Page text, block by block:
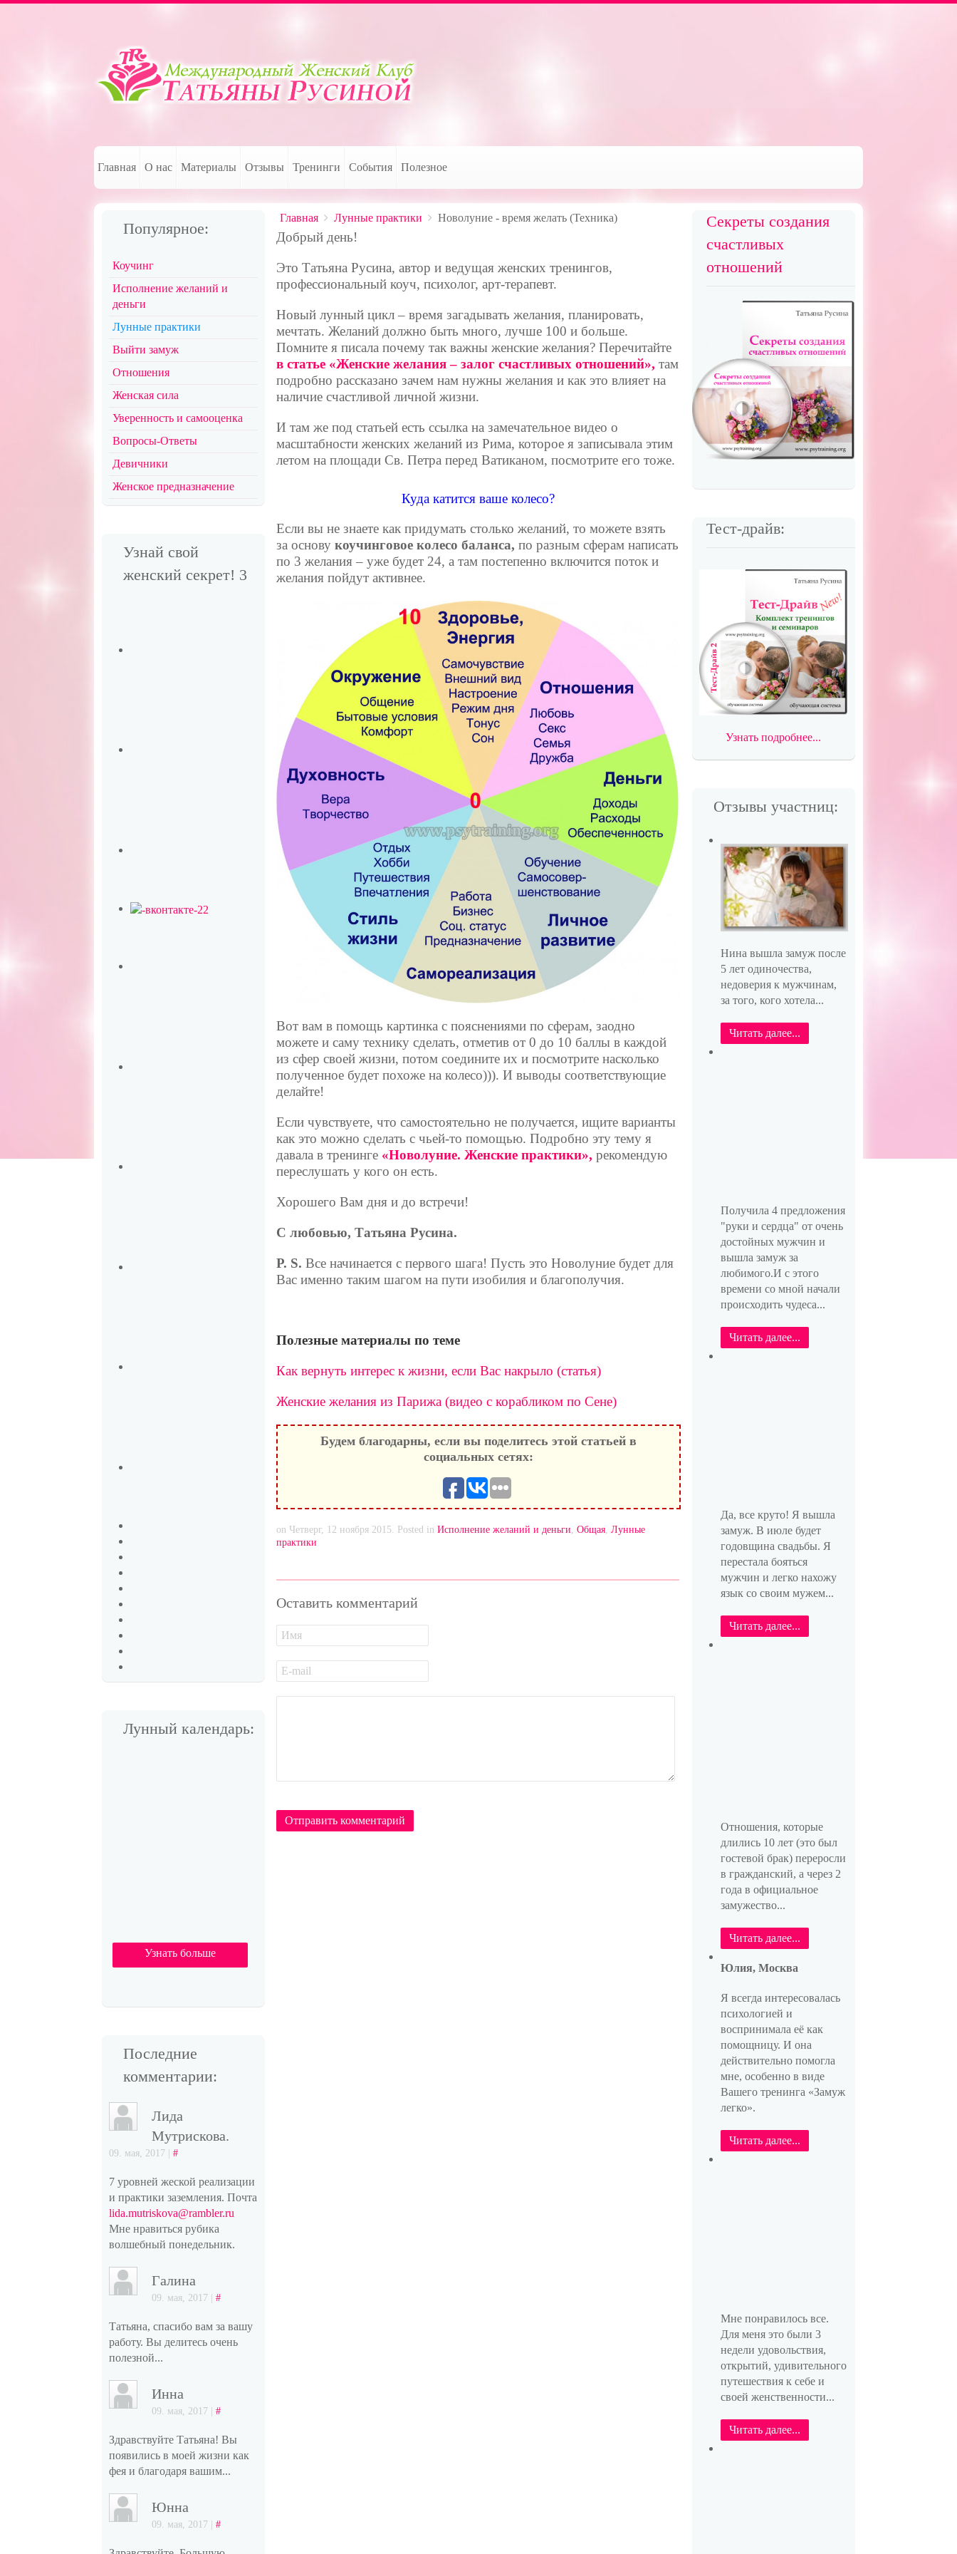
Главная О нас Материалы Отзывы Тренинги События Полезное
Главная Лунные практики Новолуние - время желать (Техника)
Добрый день!
Это Татьяна Русина, автор и ведущая женских тренингов,
профессиональный коуч, психолог, арт-терапевт.
Новый лунный цикл – время загадывать желания, планировать,
мечтать. Желаний должно быть много, лучше 100 и больше.
Помните я писала почему так важны женские желания? Перечитайте
в статье «Женские желания – залог счастливых отношений»,там
подробно рассказано зачем нам нужны желания и как это влияет на
наличие счастливой личной жизни.
И там же под статьей есть ссылка на замечательное видео о
масштабности женских желаний из Рима, которое я записывала этим
летом на площади Св. Петра перед Ватиканом, посмотрите его тоже.
Куда катится ваше колесо?
Если вы не знаете как придумать столько желаний, то можете взять
за основу коучинговое колесо баланса, по разным сферам написать
по 3 желания – уже будет 24, а там постепенно включится поток и
желания пойдут активнее.
Вот вам в помощь картинка с пояснениями по сферам, заодно
можете и саму технику сделать, отметив от 0 до 10 баллы в каждой
из сфер своей жизни, потом соедините их и посмотрите насколько
полученное будет похоже на колесо))). И выводы соответствующие
делайте!
Если чувствуете, что самостоятельно не получается, ищите варианты
как это можно сделать с чьей-то помощью. Подробно эту тему я
давала в тренинге «Новолуние. Женские практики», рекомендую
переслушать у кого он есть.
Хорошего Вам дня и до встречи!
С любовью, Татьяна Русина.
P. S. Все начинается с первого шага! Пусть это Новолуние будет для
Вас именно таким шагом на пути изобилия и благополучия.
Полезные материалы по теме
Как вернуть интерес к жизни, если Вас накрыло (статья)
Женские желания из Парижа (видео с корабликом по Сене)
Будем благодарны, если вы поделитесь этой статьей в
социальных сетях:
on Четверг, 12 ноября 2015. Posted inИсполнение желаний и деньги,Общая,Лунные
практики
Оставить комментарий
Отправить комментарий
Популярное:
Коучинг
Исполнение желаний и
деньги
Лунные практики
Выйти замуж
Отношения
Женская сила
Уверенность и самооценка
Вопросы-Ответы
Девичники
Женское предназначение
Узнай свой
женский секрет! 3
Лунный календарь:
Узнать больше
Последние
комментарии:
Лида
Мутрискова.
09. мая, 2017 |#
7 уровней жеской реализации
и практики заземления. Почта
lida.mutriskova@rambler.ru
Мне нравиться рубика
волшебный понедельник.
Галина
09. мая, 2017 |#
Татьяна, спасибо вам за вашу
работу. Вы делитесь очень
полезной...
Инна
09. мая, 2017 |#
Здравствуйте Татьяна! Вы
появились в моей жизни как
фея и благодаря вашим...
Юнна
09. мая, 2017 |#
Секреты создания
счастливых
отношений
Тест-драйв:
Узнать подробнее...
Отзывы участниц:
Нина вышла замуж после
5 лет одиночества,
недоверия к мужчинам,
за того, кого хотела...
Читать далее...
Получила 4 предложения
"руки и сердца" от очень
достойных мужчин и
вышла замуж за
любимого.И с этого
времени со мной начали
происходить чудеса...
Читать далее...
Да, все круто! Я вышла
замуж. В июле будет
годовщина свадьбы. Я
перестала бояться
мужчин и легко нахожу
язык со своим мужем...
Читать далее...
Отношения, которые
длились 10 лет (это был
гостевой брак) переросли
в гражданский, а через 2
года в официальное
замужество...
Читать далее...
Юлия, Москва
Я всегда интересовалась
психологией и
воспринимала её как
помощницу. И она
действительно помогла
мне, особенно в виде
Вашего тренинга «Замуж
легко».
Читать далее...
Мне понравилось все.
Для меня это были 3
недели удовольствия,
открытий, удивительного
путешествия к себе и
своей женственности...
Читать далее...